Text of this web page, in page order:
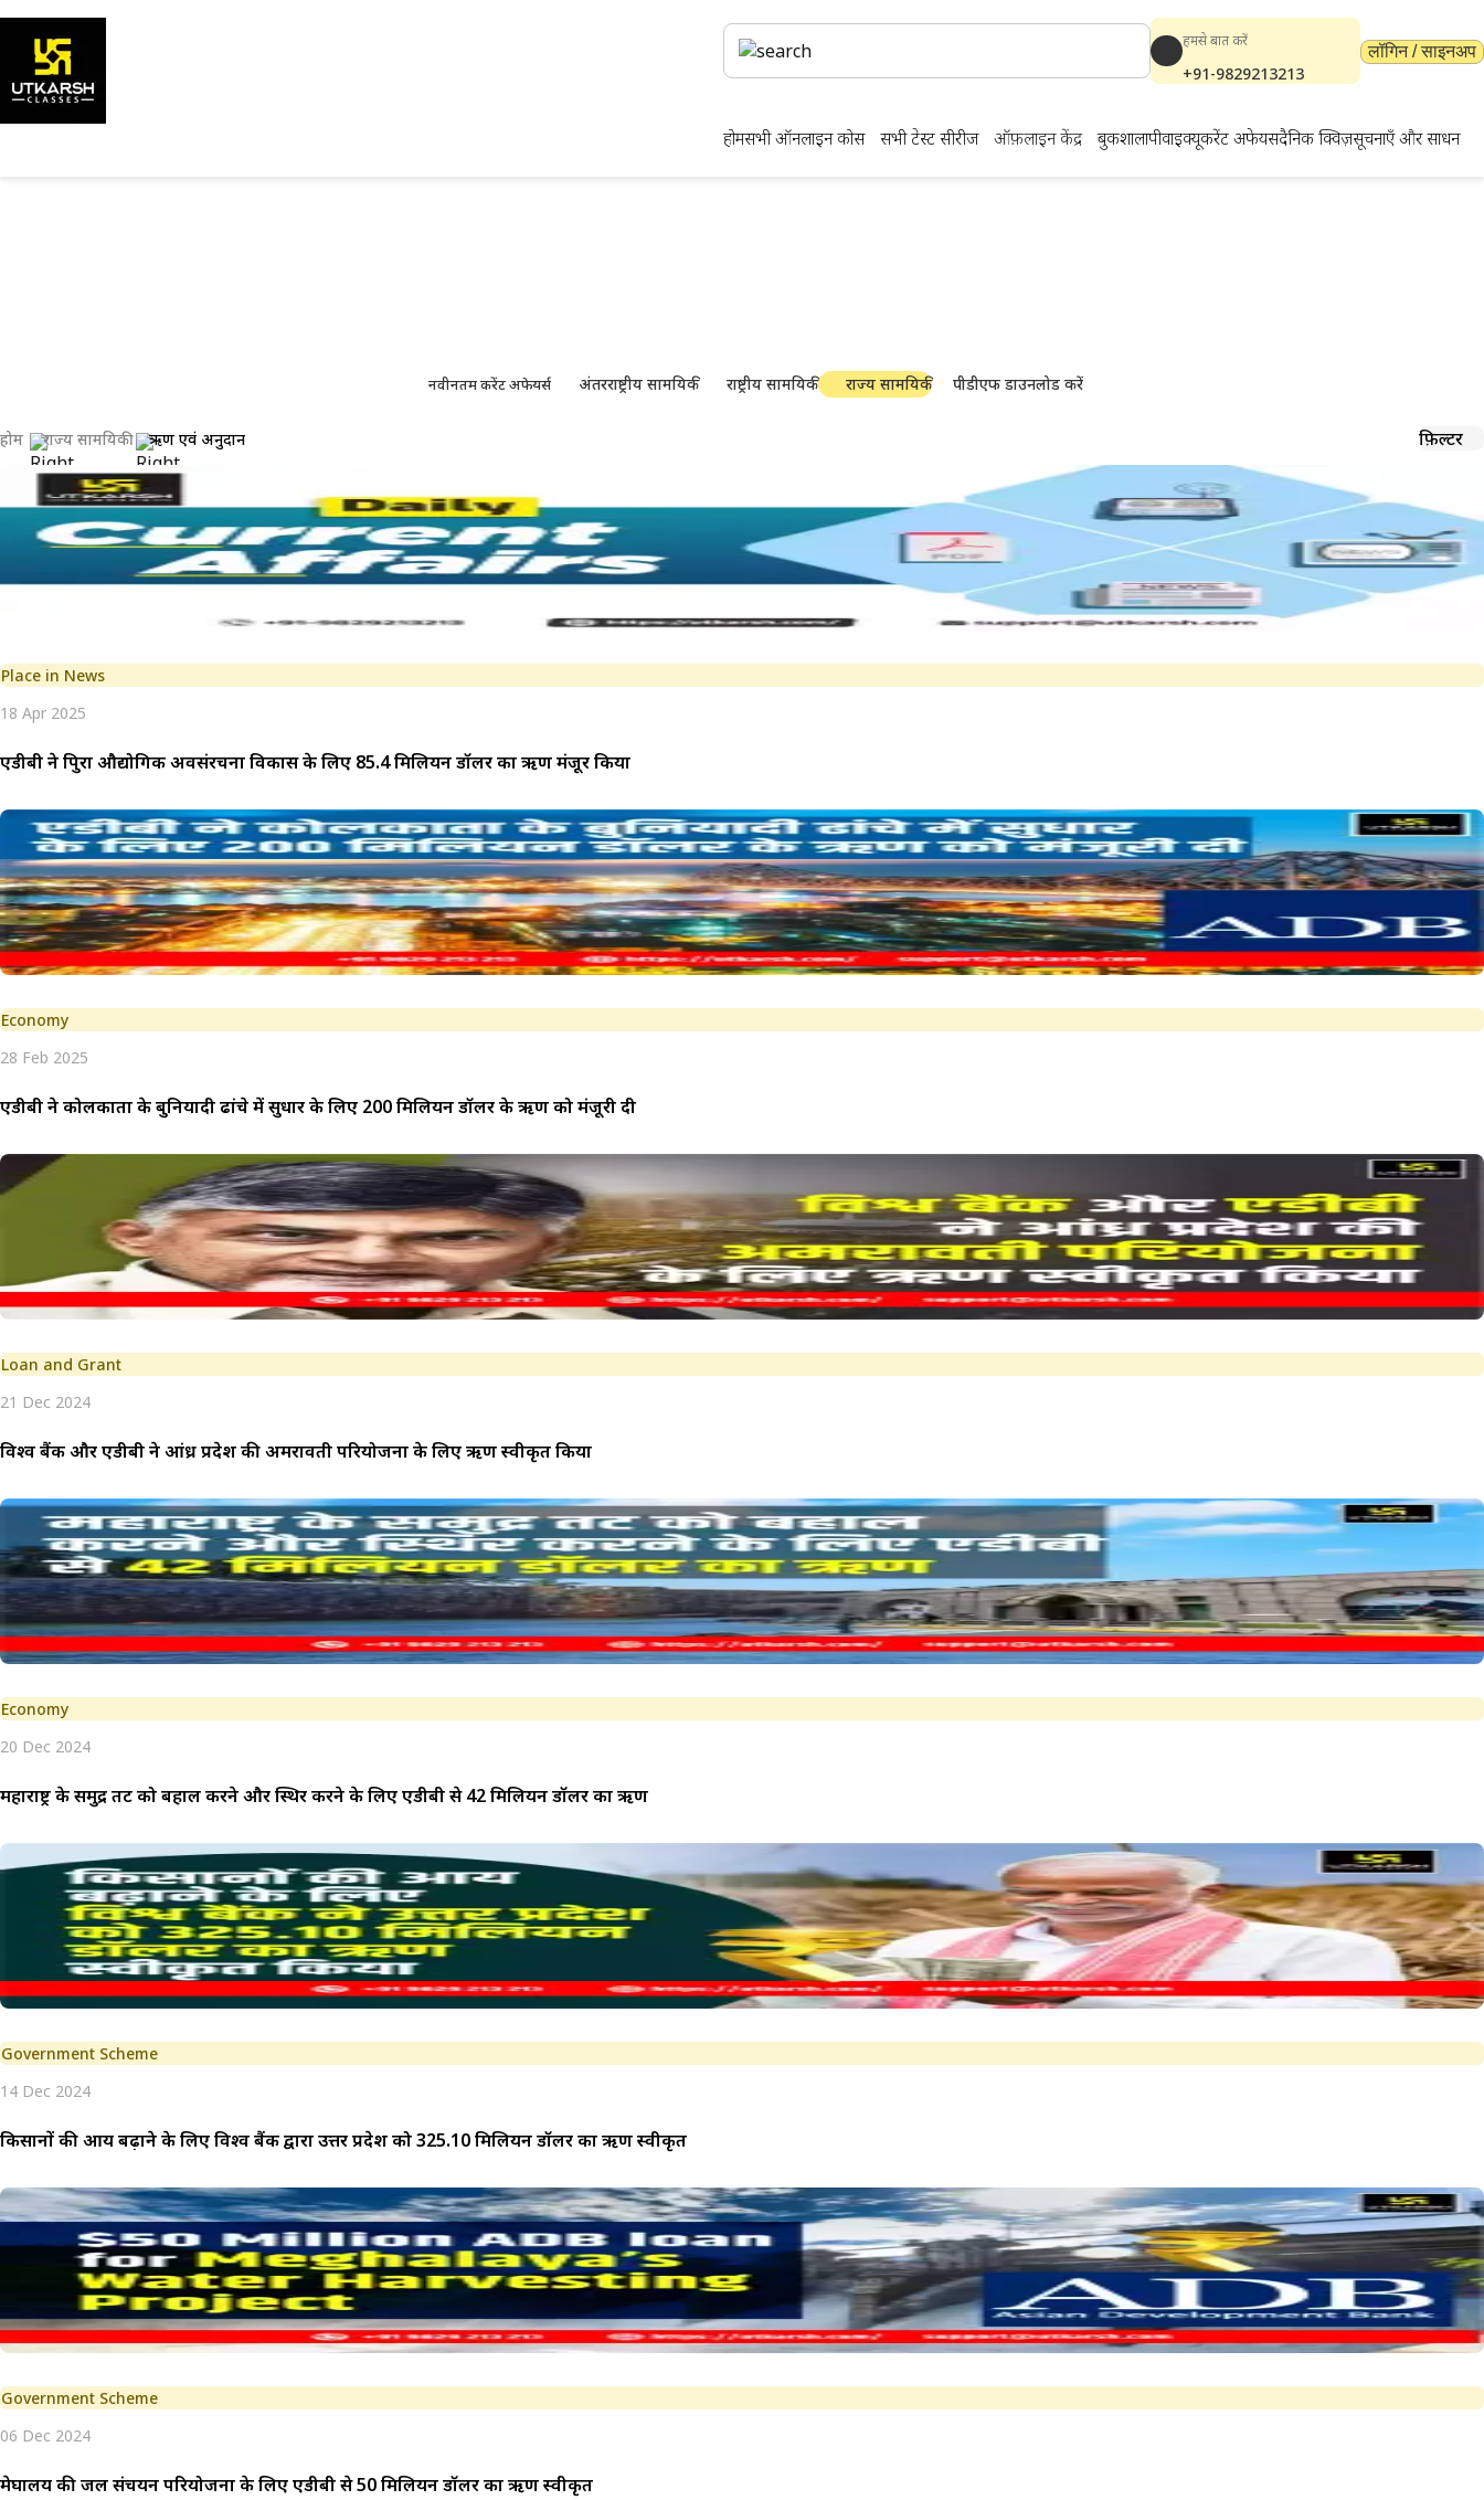
हमसे बात करें
+91-9829213213
लॉगिन / साइनअप
होमसभी ऑनलाइन कोर्स सभी टेस्ट सीरीज ऑफ़लाइन केंद्र बुकशालापीवाईक्यूकरेंट अफेयर्सदैनिक क्विज़सूचनाएँ और साधन
नवीनतम करेंट अफेयर्स अंतरराष्ट्रीय सामयिकी राष्ट्रीय सामयिकी राज्य सामयिकी पीडीएफ डाउनलोड करें
होम राज्य सामयिकी ऋण एवं अनुदान फ़िल्टर
Place in News
18 Apr 2025
एडीबी ने त्रिपुरा औद्योगिक अवसंरचना विकास के लिए 85.4 मिलियन डॉलर का ऋण मंजूर किया
Economy
28 Feb 2025
एडीबी ने कोलकाता के बुनियादी ढांचे में सुधार के लिए 200 मिलियन डॉलर के ऋण को मंजूरी दी
Loan and Grant
21 Dec 2024
विश्व बैंक और एडीबी ने आंध्र प्रदेश की अमरावती परियोजना के लिए ऋण स्वीकृत किया
Economy
20 Dec 2024
महाराष्ट्र के समुद्र तट को बहाल करने और स्थिर करने के लिए एडीबी से 42 मिलियन डॉलर का ऋण
Government Scheme
14 Dec 2024
किसानों की आय बढ़ाने के लिए विश्व बैंक द्वारा उत्तर प्रदेश को 325.10 मिलियन डॉलर का ऋण स्वीकृत
Government Scheme
06 Dec 2024
मेघालय की जल संचयन परियोजना के लिए एडीबी से 50 मिलियन डॉलर का ऋण स्वीकृत